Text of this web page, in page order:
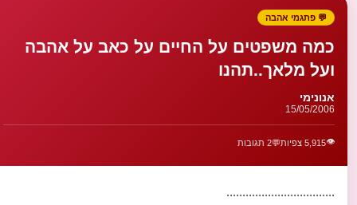
💬 פתגמי אהבה
כמה משפטים על החיים על כאב על אהבה
ועל מלאך..תהנו
אנונימי
15/05/2006
👁️5,915 צפיות 💬2 תגובות
..................................